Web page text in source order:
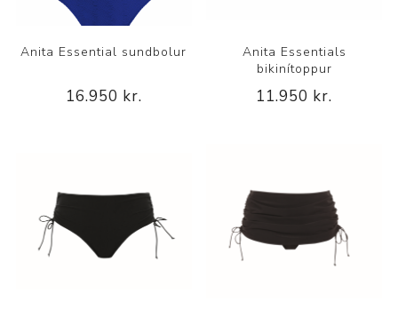
Anita Essential sundbolur
16.950 kr.
Anita Essentials
bikinítoppur
11.950 kr.